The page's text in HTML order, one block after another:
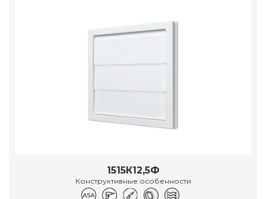
1515К12,5Ф
Конструктивные особенности